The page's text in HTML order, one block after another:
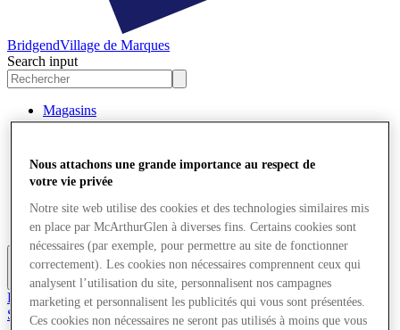
BridgendVillage de Marques
Search input
Magasins
Offres
Quoi de neuf
Mangez et buvez
Services
Cartes cadeaux
Carte du Centre
Plus
Rejoignez le Club
Sauvé
Nous attachons une grande importance au respect de
votre vie privée
Notre site web utilise des cookies et des technologies similaires mis
en place par McArthurGlen à diverses fins. Certains cookies sont
nécessaires (par exemple, pour permettre au site de fonctionner
correctement). Les cookies non nécessaires comprennent ceux qui
analysent l’utilisation du site, personnalisent nos campagnes
marketing et personnalisent les publicités qui vous sont présentées.
Ces cookies non nécessaires ne seront pas utilisés à moins que vous